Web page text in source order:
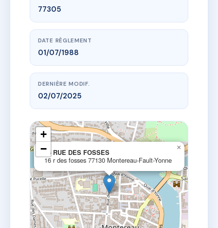
77305
DATE RÈGLEMENT
01/07/1988
DERNIÈRE MODIF.
02/07/2025
16 RUE DES FOSSES
16 r des fosses 77130 Montereau-Fault-Yonne
×
+
−